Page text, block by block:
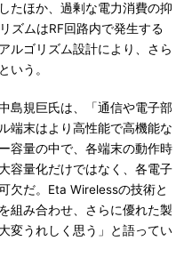
たほか、過剰な電力消費の抑
ズムはRF回路内で発生する
ルゴリズム設計により、さら
いう。
島規巨氏は、「通信や電子部
端末はより高性能で高機能な
容量の中で、各端末の動作時
容量化だけではなく、各電子
欠だ。Eta Wirelessの技術と
組み合わせ、さらに優れた製
変うれしく思う」と語ってい